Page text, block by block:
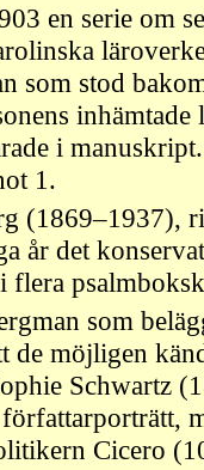
en serie om
som stod
inhämtade
i
1.
(1869–1937),
år det
som
de möjligen
Schwartz
Cicero